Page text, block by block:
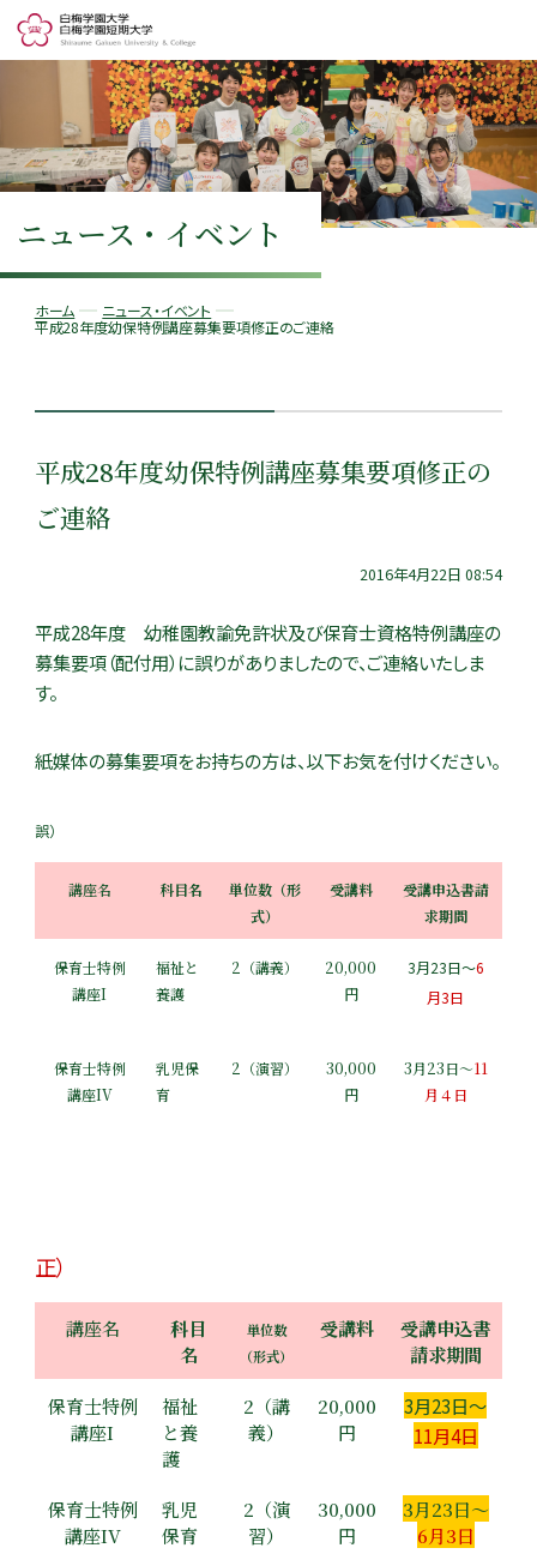
ニュース・イベント
ホーム
ニュース・イベント
平成28年度幼保特例講座募集要項修正のご連絡
平成28年度幼保特例講座募集要項修正の
ご連絡
2016年4月22日 08:54
平成28年度 幼稚園教諭免許状及び保育士資格特例講座の
募集要項（配付用）に誤りがありましたので、ご連絡いたしま
す。
紙媒体の募集要項をお持ちの方は、以下お気を付けください。
誤）
講座名 科目名
単位数（形
式）
受講料
受講申込書請
求期間
保育士特例
講座I
福祉と
養護
2（講義）
20,000
円
3月23日～6
月3日
保育士特例
講座IV
乳児保
育
2（演習）
30,000
円
3月23日～11
月４日
正）
講座名
科目
名
単位数
（形式）
受講料
受講申込書
請求期間
保育士特例
講座I
福祉
と養
護
2（講
義）
20,000
円
3月23日～
11月4日
保育士特例
講座IV
乳児
保育
2（演
習）
30,000
円
3月23日～
6月3日